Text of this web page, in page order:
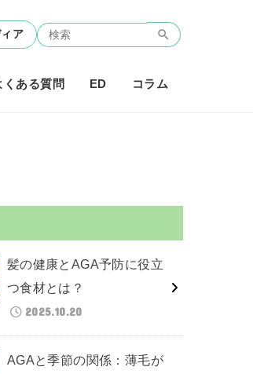
ア
くある質問 ED コラム
髪の健康とAGA予防に役立
つ食材とは？
2025.10.20
AGAと季節の関係：薄毛が